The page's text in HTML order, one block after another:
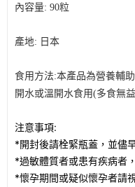
內容量: 90粒
產地: 日本
食用方法:本產品為營養輔
開水或溫開水食用(多食無益
注意事項:
*開封後請栓緊瓶蓋，並儘
*過敏體質者或患有疾病者
*懷孕期間或疑似懷孕者請